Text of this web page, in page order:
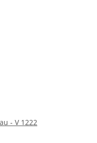
- V 1222